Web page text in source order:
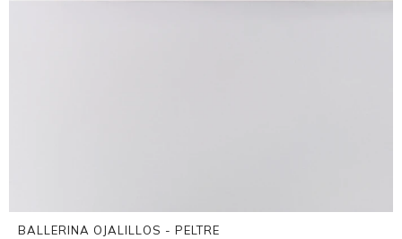
BALLERINA OJALILLOS - PELTRE